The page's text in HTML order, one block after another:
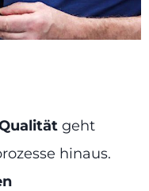
geht
hinaus.